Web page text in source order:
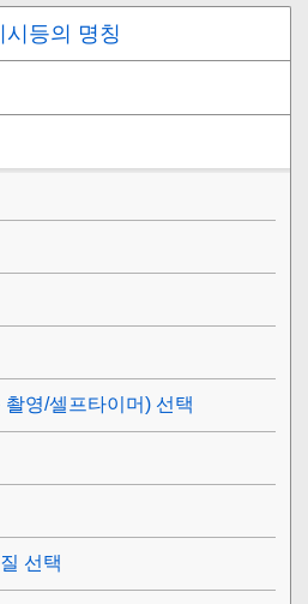
등의 명칭
영/셀프타이머) 선택
선택